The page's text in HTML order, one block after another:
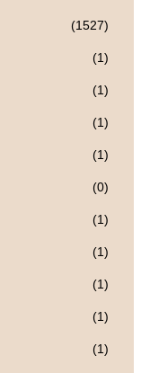
(1527)
(1)
(1)
(1)
(1)
(0)
(1)
(1)
(1)
(1)
(1)